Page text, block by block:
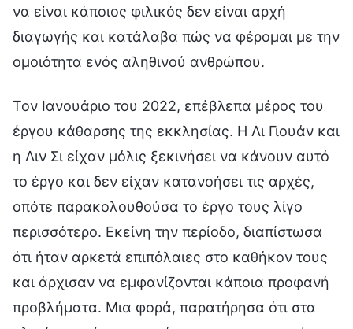
να είναι κάποιος φιλικός δεν είναι αρχή
διαγωγής και κατάλαβα πώς να φέρομαι με την
ομοιότητα ενός αληθινού ανθρώπου.
Τον Ιανουάριο του 2022, επέβλεπα μέρος του
έργου κάθαρσης της εκκλησίας. Η Λι Γιουάν και
η Λιν Σι είχαν μόλις ξεκινήσει να κάνουν αυτό
το έργο και δεν είχαν κατανοήσει τις αρχές,
οπότε παρακολουθούσα το έργο τους λίγο
περισσότερο. Εκείνη την περίοδο, διαπίστωσα
ότι ήταν αρκετά επιπόλαιες στο καθήκον τους
και άρχισαν να εμφανίζονται κάποια προφανή
προβλήματα. Μια φορά, παρατήρησα ότι στα